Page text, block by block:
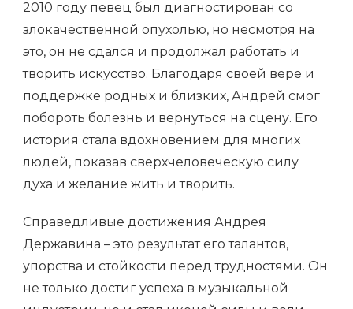
2010 году певец был диагностирован со
злокачественной опухолью, но несмотря на
это, он не сдался и продолжал работать и
творить искусство. Благодаря своей вере и
поддержке родных и близких, Андрей смог
побороть болезнь и вернуться на сцену. Его
история стала вдохновением для многих
людей, показав сверхчеловеческую силу
духа и желание жить и творить.
Справедливые достижения Андрея
Державина – это результат его талантов,
упорства и стойкости перед трудностями. Он
не только достиг успеха в музыкальной